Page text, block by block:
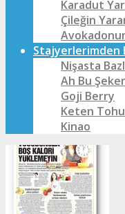
Karadut
Çileğin
Stajyerlerimden
Nişasta
Ah Bu
Goji Berry
Keten
Kinao